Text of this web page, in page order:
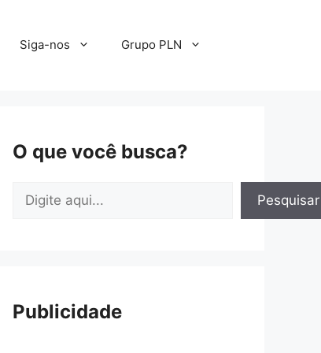
Siga-nos Grupo PLN
O que você busca?
Pesquisar
Publicidade